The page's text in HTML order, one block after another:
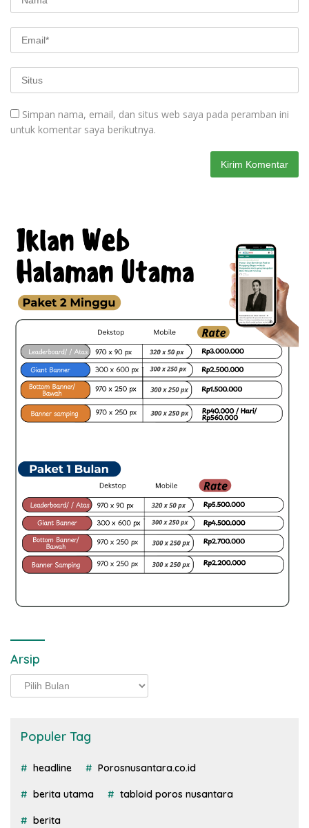
Simpan nama, email, dan situs web saya pada peramban ini
untuk komentar saya berikutnya.
Arsip
Arsip
Populer Tag
headline Porosnusantara.co.id
berita utama tabloid poros nusantara
berita